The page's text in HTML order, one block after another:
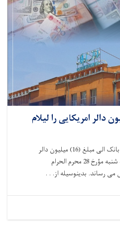
بانک 16 میلیون دالر امریکایی را لیلام
الی مبلغ (16) میلیون دالر
شنبه مؤرخ28 محرم‌ الحرام
می رساند. بدینوسیله از. . .